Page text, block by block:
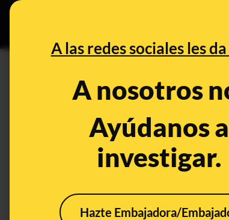
A las redes sociales les
A nosotros
Ayúdanos a
investigar.
Hazte Embajadora/
No, Gloria Serra no ha
inversión Velocidad
Feb 3, 2026, 10:55:16 AM
FALSO